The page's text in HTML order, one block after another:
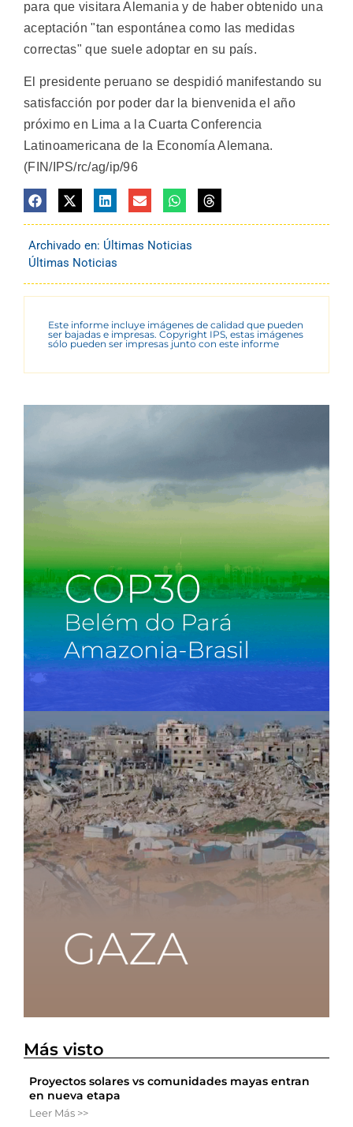
para que visitara Alemania y de haber obtenido una
aceptación "tan espontánea como las medidas
correctas" que suele adoptar en su país.
El presidente peruano se despidió manifestando su
satisfacción por poder dar la bienvenida el año
próximo en Lima a la Cuarta Conferencia
Latinoamericana de la Economía Alemana.
(FIN/IPS/rc/ag/ip/96
Archivado en: Últimas Noticias
Últimas Noticias
Este informe incluye imágenes de calidad que pueden
ser bajadas e impresas. Copyright IPS, estas imágenes
sólo pueden ser impresas junto con este informe
Más visto
Proyectos solares vs comunidades mayas entran
en nueva etapa
Leer Más >>